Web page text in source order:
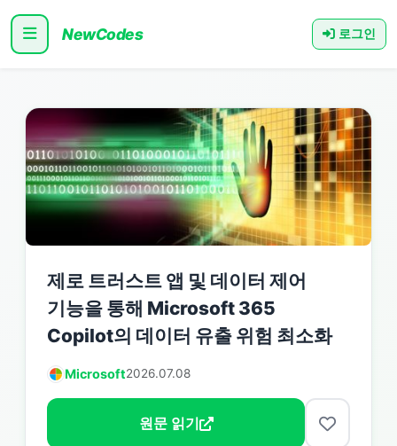
NewCodes 로그인
제로 트러스트 앱 및 데이터 제어
기능을 통해 Microsoft 365
Copilot의 데이터 유출 위험 최소화
Microsoft2026.07.08
원문 읽기